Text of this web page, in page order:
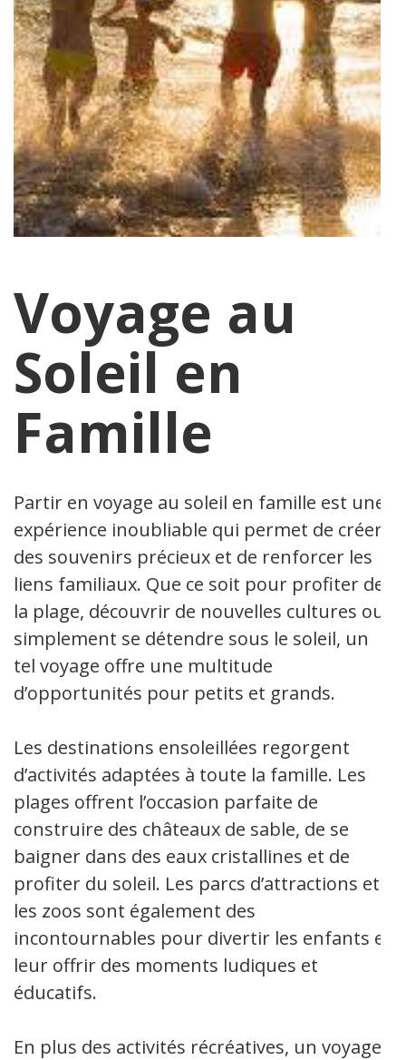
Voyage au
Soleil en
Famille
Partir en voyage au soleil en famille est une
expérience inoubliable qui permet de créer
des souvenirs précieux et de renforcer les
liens familiaux. Que ce soit pour profiter de
la plage, découvrir de nouvelles cultures ou
simplement se détendre sous le soleil, un
tel voyage offre une multitude
d’opportunités pour petits et grands.
Les destinations ensoleillées regorgent
d’activités adaptées à toute la famille. Les
plages offrent l’occasion parfaite de
construire des châteaux de sable, de se
baigner dans des eaux cristallines et de
profiter du soleil. Les parcs d’attractions et
les zoos sont également des
incontournables pour divertir les enfants et
leur offrir des moments ludiques et
éducatifs.
En plus des activités récréatives, un voyage